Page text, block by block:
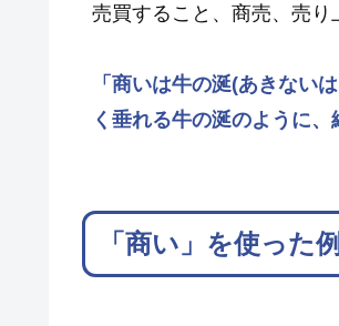
売買すること、商売、売り
「商いは牛の涎(あきない
く垂れる牛の涎のように、
「商い」を使った